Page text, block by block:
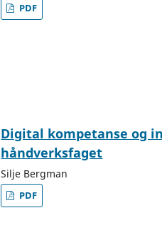
PDF
Digital kompetanse og
håndverksfaget
Silje Bergman
PDF